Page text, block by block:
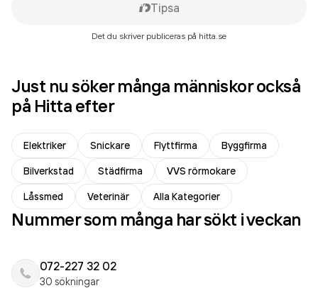
Tipsa
Det du skriver publiceras på hitta.se
Just nu söker många människor också
på Hitta efter
Elektriker Snickare Flyttfirma
Byggfirma
Bilverkstad
Städfirma
VVS rörmokare
Låssmed
Veterinär Alla Kategorier
Nummer som många har sökt i veckan
072-227 32 02
30 sökningar